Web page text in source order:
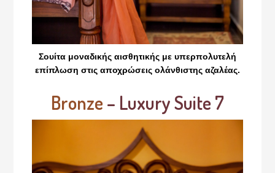
Σουίτα μοναδικής αισθητικής με υπερπολυτελή
επίπλωση στις αποχρώσεις ολάνθιστης αζαλέας.
Bronze– Luxury Suite 7